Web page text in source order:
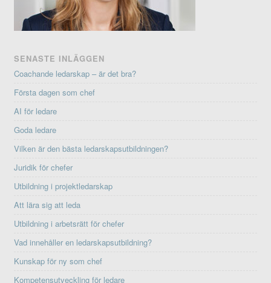
SENASTE INLÄGGEN
Coachande ledarskap – är det bra?
Första dagen som chef
AI för ledare
Goda ledare
Vilken är den bästa ledarskapsutbildningen?
Juridik för chefer
Utbildning i projektledarskap
Att lära sig att leda
Utbildning i arbetsrätt för chefer
Vad innehåller en ledarskapsutbildning?
Kunskap för ny som chef
Kompetensutveckling för ledare